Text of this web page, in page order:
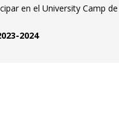
en el University Camp de
2024